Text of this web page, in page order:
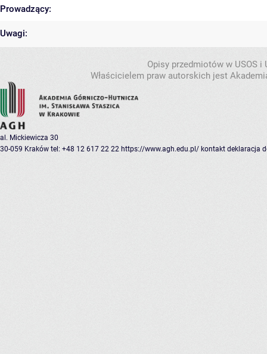
Prowadzący:
Uwagi:
Opisy przedmiotów w USOS
Właścicielem praw autorskich jest
al. Mickiewicza 30
30-059 Kraków tel: +48 12 617 22 22 https://www.agh.edu.pl/ kontakt deklaracja